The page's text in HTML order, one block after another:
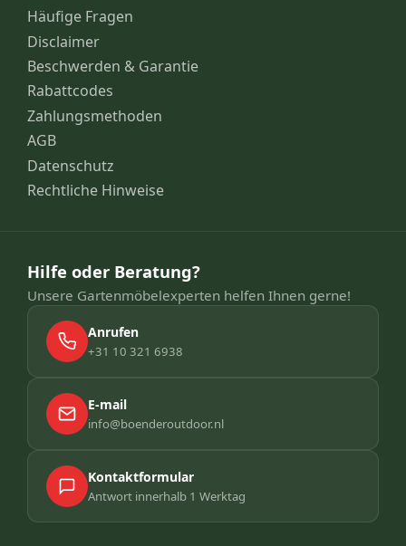
Häufige Fragen
Disclaimer
Beschwerden & Garantie
Rabattcodes
Zahlungsmethoden
AGB
Datenschutz
Rechtliche Hinweise
Hilfe oder Beratung?
Unsere Gartenmöbelexperten helfen Ihnen gerne!
Anrufen
+31 10 321 6938
E-mail
info@boenderoutdoor.nl
Kontaktformular
Antwort innerhalb 1 Werktag